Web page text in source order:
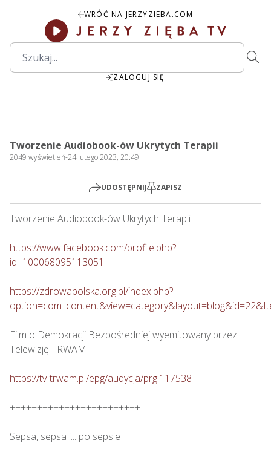
WRÓĆ NA JERZYZIEBA.COM
ZALOGUJ SIĘ
Play
Tworzenie Audiobook-ów Ukrytych Terapii
2049 wyświetleń-24 lutego 2023, 20:49
UDOSTĘPNIJ ZAPISZ
Tworzenie Audiobook-ów Ukrytych Terapii
https://www.facebook.com/profile.php?
id=100068095113051
https://zdrowapolska.org.pl/index.php?
Film o Demokracji Bezpośredniej wyemitowany przez
Telewizję TRWAM
https://tv-trwam.pl/epg/audycja/prg.117538
++++++++++++++++++++++++
Sepsa, sepsa i... po sepsie